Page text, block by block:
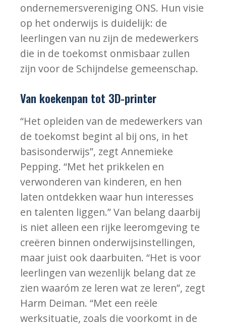
ondernemersvereniging ONS. Hun visie
op het onderwijs is duidelijk: de
leerlingen van nu zijn de medewerkers
die in de toekomst onmisbaar zullen
zijn voor de Schijndelse gemeenschap.
Van koekenpan tot 3D-printer
“Het opleiden van de medewerkers van
de toekomst begint al bij ons, in het
basisonderwijs”, zegt Annemieke
Pepping. “Met het prikkelen en
verwonderen van kinderen, en hen
laten ontdekken waar hun interesses
en talenten liggen.” Van belang daarbij
is niet alleen een rijke leeromgeving te
creëren binnen onderwijsinstellingen,
maar juist ook daarbuiten. “Het is voor
leerlingen van wezenlijk belang dat ze
zien waaróm ze leren wat ze leren”, zegt
Harm Deiman. “Met een reële
werksituatie, zoals die voorkomt in de